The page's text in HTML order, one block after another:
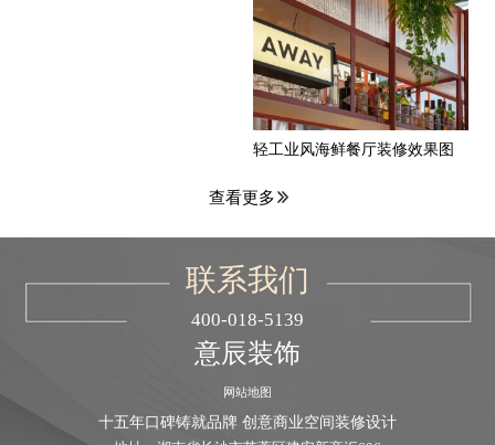
轻工业风海鲜餐厅装修效果图
查看更多
联系我们
400-018-5139
意辰装饰
网站地图
十五年口碑铸就品牌 创意商业空间装修设计